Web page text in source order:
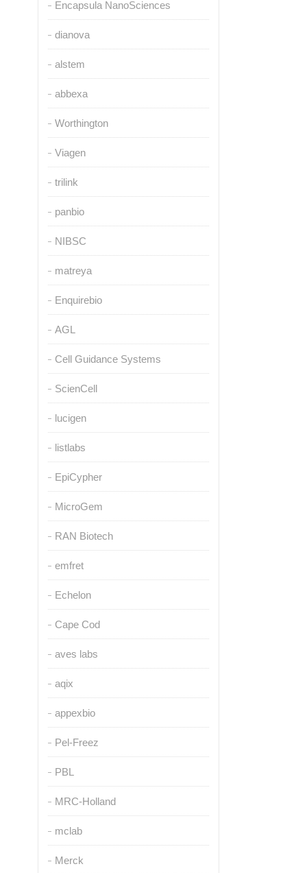
Encapsula NanoSciences
dianova
alstem
abbexa
Worthington
Viagen
trilink
panbio
NIBSC
matreya
Enquirebio
AGL
Cell Guidance Systems
ScienCell
lucigen
listlabs
EpiCypher
MicroGem
RAN Biotech
emfret
Echelon
Cape Cod
aves labs
aqix
appexbio
Pel-Freez
PBL
MRC-Holland
mclab
Merck